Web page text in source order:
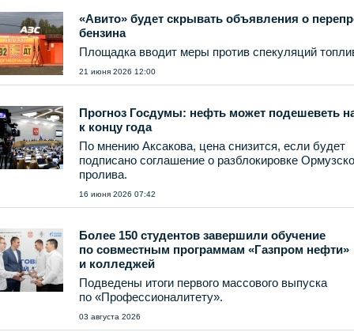
«Авито» будет скрывать объявления о
бензина
Площадка вводит меры против спекуляций
21 июня 2026 12:00
Прогноз Госдумы: нефть может подешеветь
к концу года
По мнению Аксакова, цена снизится, если будет
подписано соглашение о разблокировке
пролива.
16 июня 2026 07:42
Более 150 студентов завершили обучение
по совместным программам «Газпром нефти»
и колледжей
Подведены итоги первого массового выпуска
по «Профессионалитету».
03 августа 2026